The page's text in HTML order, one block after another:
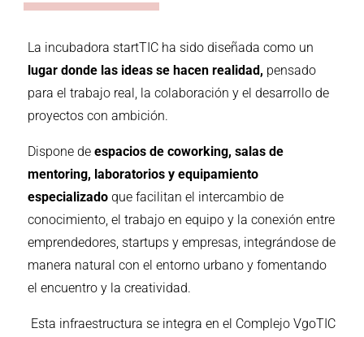
La incubadora startTIC ha sido diseñada como un
lugar donde las ideas se hacen realidad, pensado
para el trabajo real, la colaboración y el desarrollo de
proyectos con ambición.
Dispone de espacios de coworking, salas de
mentoring, laboratorios y equipamiento
especializado que facilitan el intercambio de
conocimiento, el trabajo en equipo y la conexión entre
emprendedores, startups y empresas, integrándose de
manera natural con el entorno urbano y fomentando
el encuentro y la creatividad.
Esta infraestructura se integra en el Complejo VgoTIC